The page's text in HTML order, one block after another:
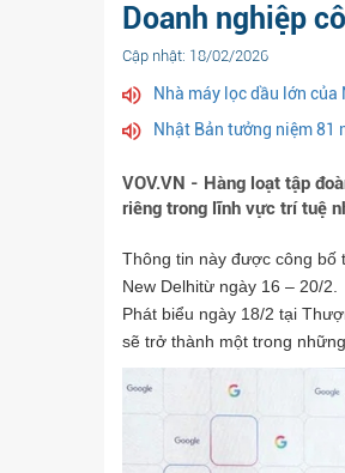
Doanh nghiệp
Cập nhật: 18/02/2026
Nhà máy lọc dầu lớn của
Nhật Bản tưởng niệm 81
VOV.VN - Hàng loạt tập
riêng trong lĩnh vực trí tuệ
Thông tin này được công bố
New Delhitừ ngày 16 – 20/2.
Phát biểu ngày 18/2 tại
sẽ trở thành một trong